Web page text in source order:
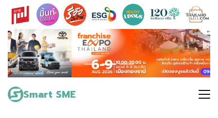
Skip
content
Smart SME
Search
for: